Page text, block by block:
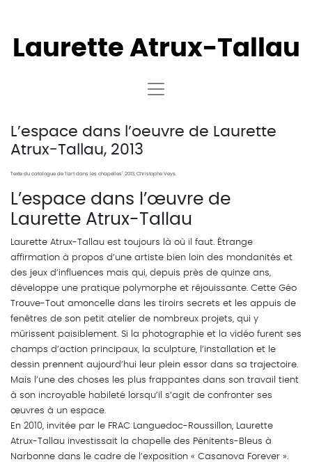
Laurette Atrux-Tallau
L’espace dans l’oeuvre de Laurette
Atrux‐Tallau, 2013
Texte du catalogue de ’l’art dans les chapelles" 2013, Christophe Veys.
L’espace dans l’œuvre de
Laurette Atrux-Tallau
Laurette Atrux-Tallau est toujours là où il faut. Étrange
affirmation à propos d’une artiste bien loin des mondanités et
des jeux d’influences mais qui, depuis près de quinze ans,
développe une pratique polymorphe et réjouissante. Cette Géo
Trouve-Tout amoncelle dans les tiroirs secrets et les appuis de
fenêtres de son petit atelier de nombreux projets, qui y
mûrissent paisiblement. Si la photographie et la vidéo furent ses
champs d’action principaux, la sculpture, l’installation et le
dessin prennent aujourd’hui leur plein essor dans sa trajectoire.
Mais l’une des choses les plus frappantes dans son travail tient
à son incroyable habileté lorsqu’il s’agit de confronter ses
œuvres à un espace.
En 2010, invitée par le FRAC Languedoc-Roussillon, Laurette
Atrux-Tallau investissait la chapelle des Pénitents-Bleus à
Narbonne dans le cadre de l’exposition « Casanova Forever ».